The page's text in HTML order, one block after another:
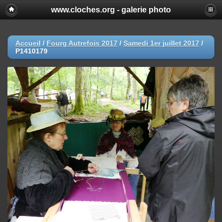
www.cloches.org - galerie photo
Accueil / Fourg Autrefois 2017 / Samedi 1er juillet 2017 /
P1410179